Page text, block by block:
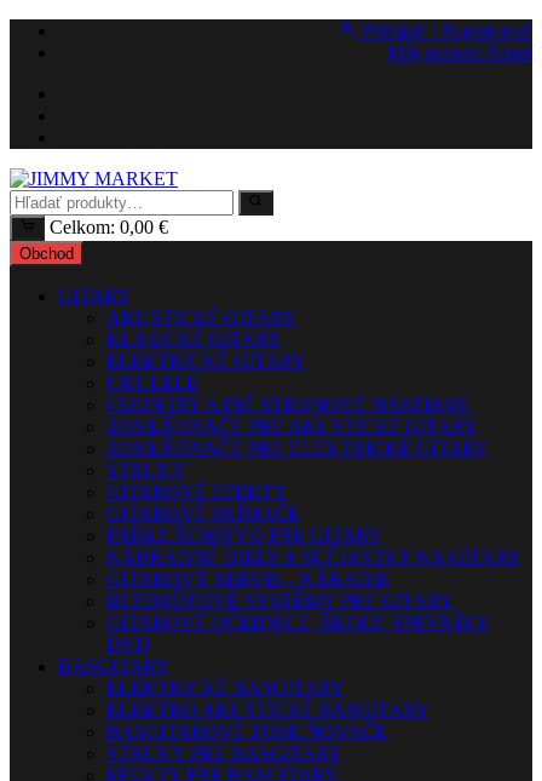
Preskočiť
Prihlásiť / Registrovať
Môj zoznam želaní
Celkom: 0,00 €
Obchod
GITARY
AKUSTICKÉ GITARY
KLASICKÉ GITARY
ELEKTRICKÉ GITARY
UKULELE
COUNTRY A INÉ STRUNOVÉ NÁSTROJE
ZOSILŇOVAČE PRE AKUSTICKÉ GITARY
ZOSILŇOVAČE PRE ELEKTRICKÉ GITARY
STRUNY
GITAROVÉ EFEKTY
GITAROVÉ SNÍMAČE
PRÍSLUŠENSTVO PRE GITARY
NÁHRADNÉ DIELY A SÚČIASTKY NA GITARY
GITAROVÝ SERVIS – NÁRADIE
BEZDRÔTOVÉ SYSTÉMY PRE GITARY
GITAROVÉ UČEBNICE, ŠKOLY, SPEVNÍKY,
DVD
BASGITARY
ELEKTRICKÉ BASGITARY
ELEKTRO AKUSTICKÉ BASGITARY
BASGITAROVÉ ZOSILŇOVAČE
STRUNY PRE BASGITARY
EFEKTY PRE BASGITARY